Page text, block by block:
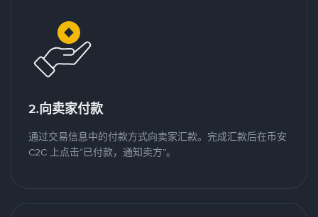
2.向卖家付款
通过交易信息中的付款方式向卖家汇款。完成汇款后在币安
C2C 上点击“已付款，通知卖方”。